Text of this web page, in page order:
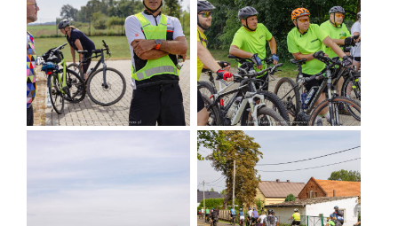
Trasa biegnie różnymi szlakami, nie ma jednolitego
oznakowania, więc nie odnajdziecie jej na żadnej
mapie. Polecamy ją jednak ze względu na liczne
atrakcje historyczne na trasie.
Raszowice
- pałac rezydencja rodziny von
Pilaski, wybudowany ok. 1830 r.
- Zespół Pałacowo-Parkowy z ceglaną